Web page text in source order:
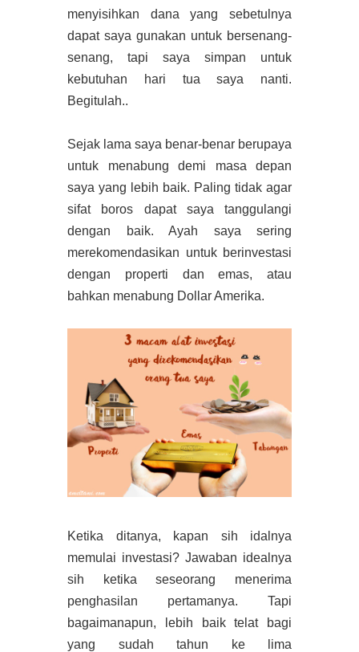
menyisihkan dana yang sebetulnya
dapat saya gunakan untuk bersenang-
senang, tapi saya simpan untuk
kebutuhan hari tua saya nanti.
Begitulah..
Sejak lama saya benar-benar berupaya
untuk menabung demi masa depan
saya yang lebih baik. Paling tidak agar
sifat boros dapat saya tanggulangi
dengan baik. Ayah saya sering
merekomendasikan untuk berinvestasi
dengan properti dan emas, atau
bahkan menabung Dollar Amerika.
Ketika ditanya, kapan sih idalnya
memulai investasi? Jawaban idealnya
sih ketika seseorang menerima
penghasilan pertamanya. Tapi
bagaimanapun, lebih baik telat bagi
yang sudah tahun ke lima